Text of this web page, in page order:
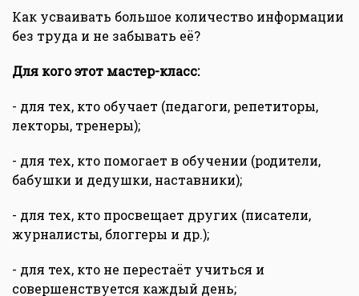
Как усваивать большое количество информации
без труда и не забывать её?
Для кого этот мастер-класс:
- для тех, кто обучает (педагоги, репетиторы,
лекторы, тренеры);
- для тех, кто помогает в обучении (родители,
бабушки и дедушки, наставники);
- для тех, кто просвещает других (писатели,
журналисты, блоггеры и др.);
- для тех, кто не перестаёт учиться и
совершенствуется каждый день;